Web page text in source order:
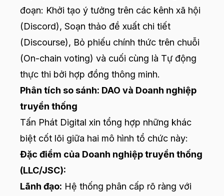
đoạn: Khởi tạo ý tưởng trên các kênh xã hội
(Discord), Soạn thảo đề xuất chi tiết
(Discourse), Bỏ phiếu chính thức trên chuỗi
(On-chain voting) và cuối cùng là Tự động
thực thi bởi hợp đồng thông minh.
Phân tích so sánh: DAO và Doanh nghiệp
truyền thống
Tấn Phát Digital xin tổng hợp những khác
biệt cốt lõi giữa hai mô hình tổ chức này:
Đặc điểm của Doanh nghiệp truyền thống
(LLC/JSC):
Lãnh đạo: Hệ thống phân cấp rõ ràng với